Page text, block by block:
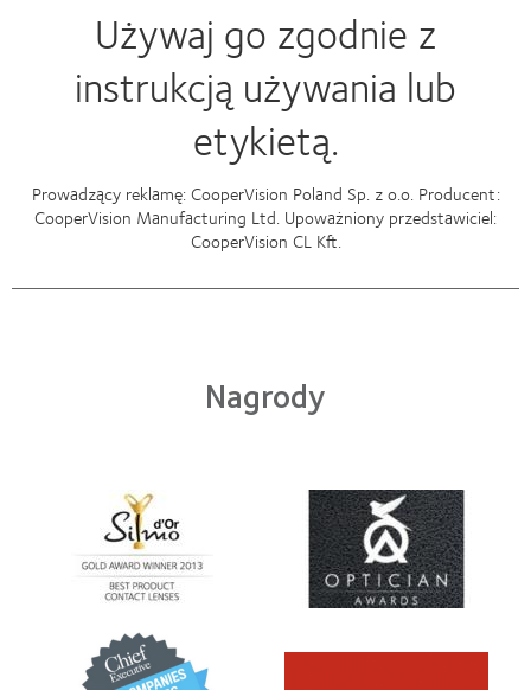
Używaj go zgodnie z
instrukcją używania lub
etykietą.
Prowadzący reklamę: CooperVision Poland Sp. z o.o. Producent:
CooperVision Manufacturing Ltd. Upoważniony przedstawiciel:
CooperVision CL Kft.
Nagrody
about
Soczewki
MyDay™
nagroda
najlepszego
Learn
more
about
Contact
Lens
Product
the
Learn
more
about
Learn